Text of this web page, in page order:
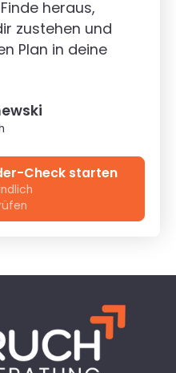
heraus,
zustehen und
Plan in deine
Check starten